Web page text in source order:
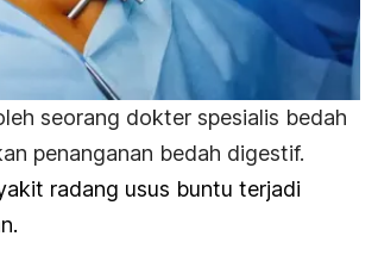
seorang dokter spesialis bedah
penanganan bedah digestif.
radang usus buntu terjadi